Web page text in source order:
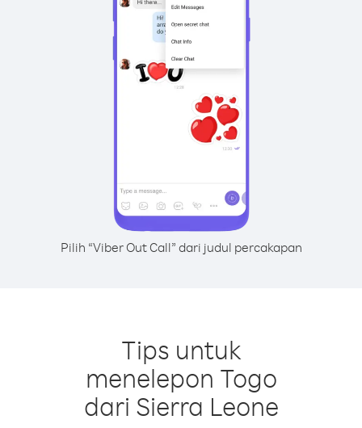
Pilih “Viber Out Call” dari judul percakapan
Tips untuk
menelepon Togo
dari Sierra Leone